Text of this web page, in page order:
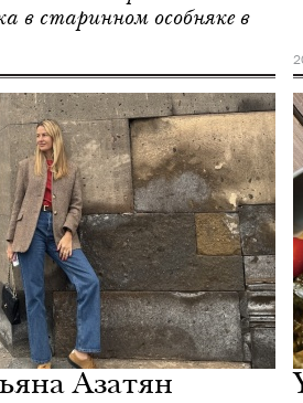
в старинном особняке в
Азатян